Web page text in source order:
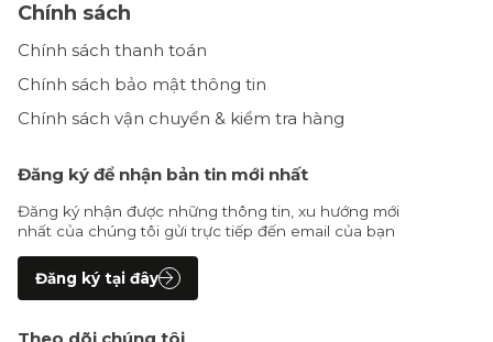
Chính sách
Chính sách thanh toán
Chính sách bảo mật thông tin
Chính sách vận chuyển & kiểm tra hàng
Đăng ký để nhận bản tin mới nhất
Đăng ký nhận được những thông tin, xu hướng mới
nhất của chúng tôi gửi trực tiếp đến email của bạn
Đăng ký tại đây